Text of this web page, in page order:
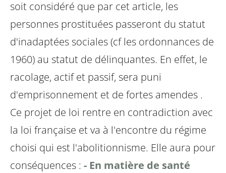
soit considéré que par cet article, les
personnes prostituées passeront du statut
d'inadaptées sociales (cf les ordonnances de
1960) au statut de délinquantes. En effet, le
racolage, actif et passif, sera puni
d'emprisonnement et de fortes amendes .
Ce projet de loi rentre en contradiction avec
la loi française et va à l'encontre du régime
choisi qui est l'abolitionnisme. Elle aura pour
conséquences : - En matière de santé